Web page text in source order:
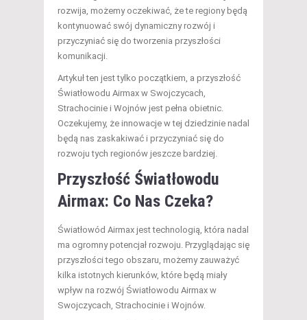
rozwija, możemy oczekiwać, że te regiony będą
kontynuować swój dynamiczny rozwój i
przyczyniać się do tworzenia przyszłości
komunikacji.
Artykuł ten jest tylko początkiem, a przyszłość
Światłowodu Airmax w Swojczycach,
Strachocinie i Wojnów jest pełna obietnic.
Oczekujemy, że innowacje w tej dziedzinie nadal
będą nas zaskakiwać i przyczyniać się do
rozwoju tych regionów jeszcze bardziej.
Przyszłość Światłowodu
Airmax: Co Nas Czeka?
Światłowód Airmax jest technologią, która nadal
ma ogromny potencjał rozwoju. Przyglądając się
przyszłości tego obszaru, możemy zauważyć
kilka istotnych kierunków, które będą miały
wpływ na rozwój Światłowodu Airmax w
Swojczycach, Strachocinie i Wojnów.